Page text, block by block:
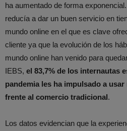
ha aumentado de forma
reducía a dar un buen servicio en
mundo online en el que es clave
cliente ya que la evolución de los
mundo online han venido para
IEBS, el 83,7% de los internautas
pandemia les ha impulsado a
frente al comercio tradicional.
Los datos evidencian que la